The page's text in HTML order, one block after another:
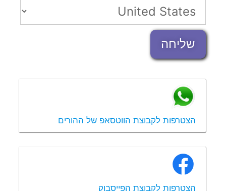
שליחה
הצטרפות לקבוצת הווטסאפ של ההורים
הצטרפות לקבוצת הפייסבוק